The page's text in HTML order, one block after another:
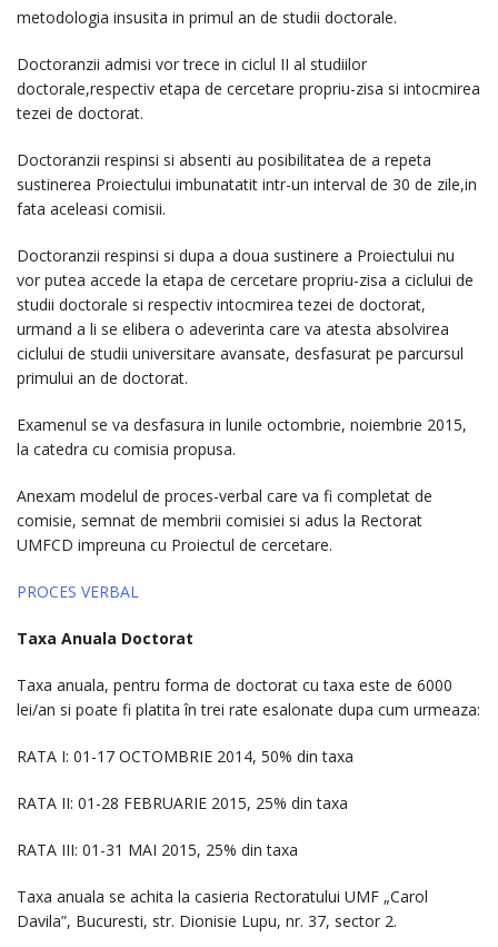
metodologia insusita in primul an de studii doctorale.
Doctoranzii admisi vor trece in ciclul II al studiilor
doctorale,respectiv etapa de cercetare propriu-zisa si intocmirea
tezei de doctorat.
Doctoranzii respinsi si absenti au posibilitatea de a repeta
sustinerea Proiectului imbunatatit intr-un interval de 30 de zile,in
fata aceleasi comisii.
Doctoranzii respinsi si dupa a doua sustinere a Proiectului nu
vor putea accede la etapa de cercetare propriu-zisa a ciclului de
studii doctorale si respectiv intocmirea tezei de doctorat,
urmand a li se elibera o adeverinta care va atesta absolvirea
ciclului de studii universitare avansate, desfasurat pe parcursul
primului an de doctorat.
Examenul se va desfasura in lunile octombrie, noiembrie 2015,
la catedra cu comisia propusa.
Anexam modelul de proces-verbal care va fi completat de
comisie, semnat de membrii comisiei si adus la Rectorat
UMFCD impreuna cu Proiectul de cercetare.
PROCES VERBAL
Taxa Anuala Doctorat
Taxa anuala, pentru forma de doctorat cu taxa este de 6000
lei/an si poate fi platita în trei rate esalonate dupa cum urmeaza:
RATA I: 01-17 OCTOMBRIE 2014, 50% din taxa
RATA II: 01-28 FEBRUARIE 2015, 25% din taxa
RATA III: 01-31 MAI 2015, 25% din taxa
Taxa anuala se achita la casieria Rectoratului UMF „Carol
Davila”, Bucuresti, str. Dionisie Lupu, nr. 37, sector 2.